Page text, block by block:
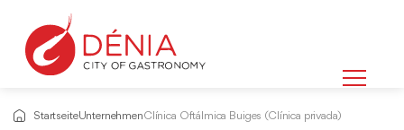
StartseiteUnternehmenClínica Oftálmica Buiges (Clínica privada)